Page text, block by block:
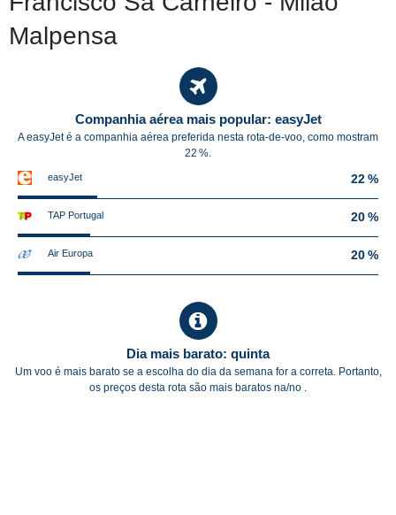
Malpensa
Companhia aérea mais popular: easyJet
A easyJet é a companhia aérea preferida nesta rota-de-voo, como mostram
22 %.
easyJet 22 %
TAP Portugal 20 %
Air Europa 20 %
Dia mais barato: quinta
Um voo é mais barato se a escolha do dia da semana for a correta. Portanto,
os preços desta rota são mais baratos na/no .